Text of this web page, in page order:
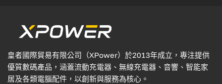
皇者國際貿易有限公司（XPower）於2013年成立，專注提供
優質數碼產品，涵蓋流動充電器、無線充電器、音響、智能家
居及各類電腦配件，以創新與服務為核心。